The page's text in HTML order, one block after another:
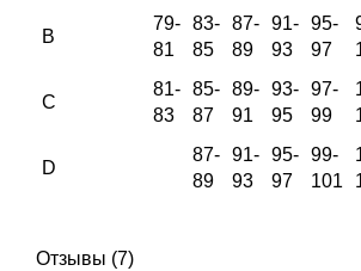
B
79-
81
83-
85
87-
89
91-
93
95-
97
C
81-
83
85-
87
89-
91
93-
95
97-
99
D
87-
89
91-
93
95-
97
99-
101
Отзывы (7)